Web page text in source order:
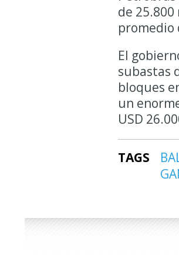
de
promedio
El
subastas
bloques
un
USD
TAGS